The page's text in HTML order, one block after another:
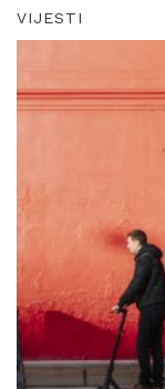
VIJESTI